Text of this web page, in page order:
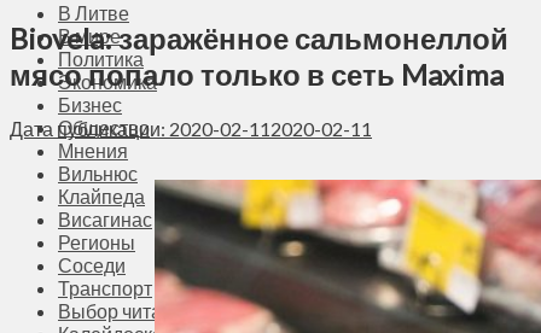
В Литве
В мире
Политика
Экономика
Бизнес
Общество
Мнения
Вильнюс
Клайпеда
Висагинас
Регионы
Соседи
Транспорт
Выбор читателей
Biovela: заражённое сальмонеллой
мясо попало только в сеть Maxima
Дата публикации: 2020-02-112020-02-11